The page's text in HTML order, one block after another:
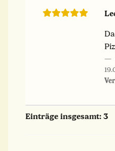
Einträge insgesamt: 3